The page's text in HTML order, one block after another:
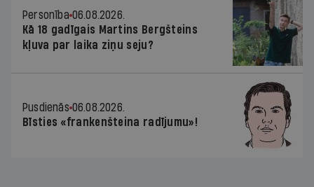
Personība 06.08.2026.
Kā 18 gadīgais Martins Bergšteins
kļuva par laika ziņu seju?
Pusdienās 06.08.2026.
Bīsties «frankenšteina radījumu»!